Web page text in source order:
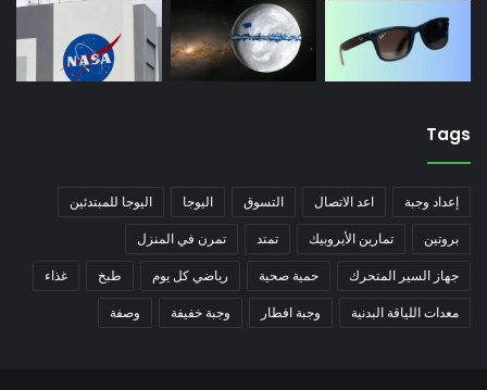
Tags
إعداد وجبة اعد الاتصال التسوق اليوجا اليوجا للمبتدئين
بروتين تمارين الأيروبيك تمتد تمرن في المنزل
جهاز السير المتحرك حمية صحية رياضي كل يوم طبخ غذاء
معدات اللياقة البدنية وجبة افطار وجبة خفيفة وصفة